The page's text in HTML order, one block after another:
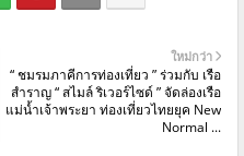
ใหม่กว่า
“ ชมรมภาคีการท่องเที่ยว ” ร่วมกับ เรือ
สำราญ “ สไมล์ ริเวอร์ไซด์ ” จัดล่องเรือ
แม่น้ำเจ้าพระยา ท่องเที่ยวไทยยุค New
Normal ...